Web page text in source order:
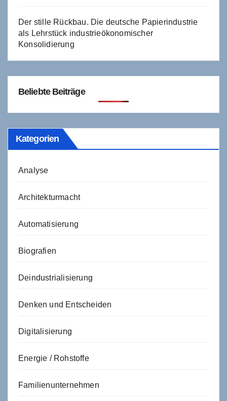
Der stille Rückbau. Die deutsche Papierindustrie
als Lehrstück industrieökonomischer
Konsolidierung
Beliebte Beiträge
Kategorien
Analyse
Architekturmacht
Automatisierung
Biografien
Deindustrialisierung
Denken und Entscheiden
Digitalisierung
Energie / Rohstoffe
Familienunternehmen